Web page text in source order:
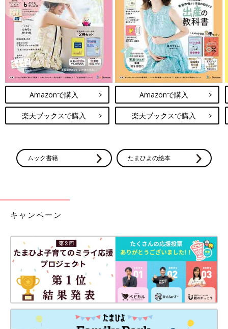
Amazonで購入
楽天ブックスで購入
Amazonで購入
楽天ブックスで購入
ムック書籍 たまひよの絵本
キャンペーン